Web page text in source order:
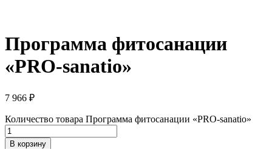
Программа фитосанации
«PRO-sanatio»
7 966 ₽
Количество товара Программа фитосанации «PRO-sanatio»
В корзину